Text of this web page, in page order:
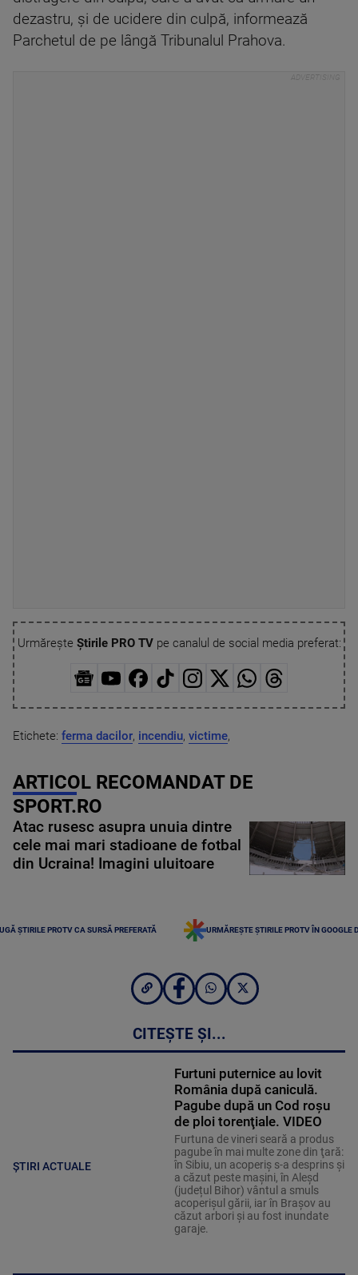
dezastru, şi de ucidere din culpă, informează
Parchetul de pe lângă Tribunalul Prahova.
Urmărește Știrile PRO TVpe canalul de social media preferat:
Etichete: ferma dacilor, incendiu, victime,
ARTICOL RECOMANDAT DE
SPORT.RO
Atac rusesc asupra unuia dintre
cele mai mari stadioane de fotbal
din Ucraina! Imagini uluitoare
ȘTIRILE PROTV CA SURSĂ PREFERATĂ URMĂREȘTE ȘTIRILE PROTV ÎN GOOGLE
CITEȘTE ȘI...
ȘTIRI ACTUALE
Furtuni puternice au lovit
România după caniculă.
Pagube după un Cod roşu
de ploi torenţiale. VIDEO
Furtuna de vineri seară a produs
pagube în mai multe zone din ţară:
în Sibiu, un acoperiş s-a desprins și
a căzut peste maşini, în Aleşd
(județul Bihor) vântul a smuls
acoperişul gării, iar în Braşov au
căzut arbori şi au fost inundate
garaje.